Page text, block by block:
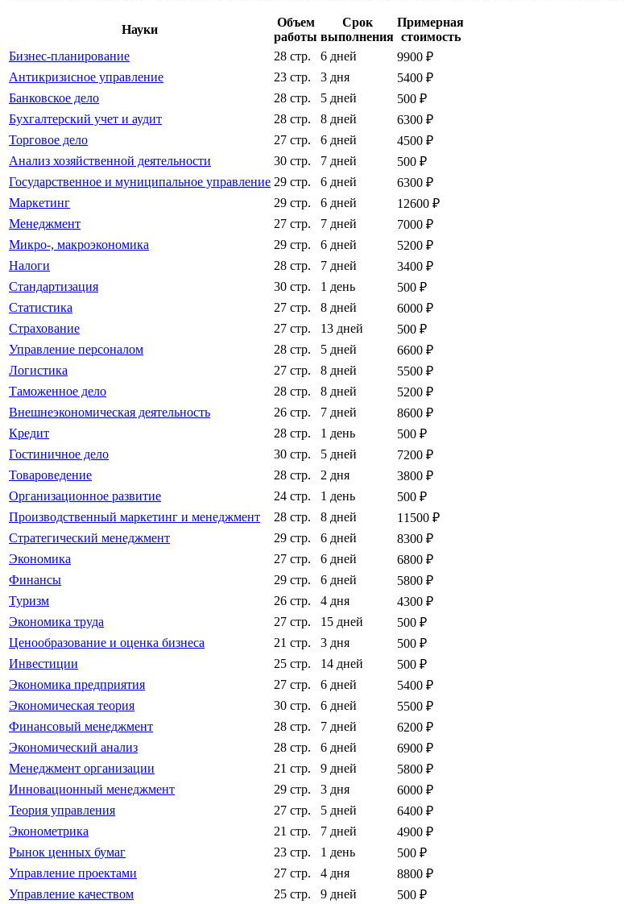
Науки
Объем
работы
Срок
выполнения
Примерная
стоимость
Бизнес-планирование
28 стр. 6 дней
9900 ₽
Антикризисное управление
23 стр. 3 дня
5400 ₽
Банковское дело
28 стр. 5 дней
500 ₽
Бухгалтерский учет и аудит
28 стр. 8 дней
6300 ₽
Торговое дело
27 стр. 6 дней
4500 ₽
Анализ хозяйственной деятельности
30 стр. 7 дней
500 ₽
Государственное и муниципальное управление 29 стр. 6 дней
6300 ₽
Маркетинг
29 стр. 6 дней
12600 ₽
Менеджмент
27 стр. 7 дней
7000 ₽
Микро-, макроэкономика
29 стр. 6 дней
5200 ₽
Налоги
28 стр. 7 дней
3400 ₽
Стандартизация
30 стр. 1 день
500 ₽
Статистика
27 стр. 8 дней
6000 ₽
Страхование
27 стр. 13 дней
500 ₽
Управление персоналом
28 стр. 5 дней
6600 ₽
Логистика
27 стр. 8 дней
5500 ₽
Таможенное дело
28 стр. 8 дней
5200 ₽
Внешнеэкономическая деятельность
26 стр. 7 дней
8600 ₽
Кредит
28 стр. 1 день
500 ₽
Гостиничное дело
30 стр. 5 дней
7200 ₽
Товароведение
28 стр. 2 дня
3800 ₽
Организационное развитие
24 стр. 1 день
500 ₽
Производственный маркетинг и менеджмент
28 стр. 8 дней
11500 ₽
Стратегический менеджмент
29 стр. 6 дней
8300 ₽
Экономика
27 стр. 6 дней
6800 ₽
Финансы
29 стр. 6 дней
5800 ₽
Туризм
26 стр. 4 дня
4300 ₽
Экономика труда
27 стр. 15 дней
500 ₽
Ценообразование и оценка бизнеса
21 стр. 3 дня
500 ₽
Инвестиции
25 стр. 14 дней
500 ₽
Экономика предприятия
27 стр. 6 дней
5400 ₽
Экономическая теория
30 стр. 6 дней
5500 ₽
Финансовый менеджмент
28 стр. 7 дней
6200 ₽
Экономический анализ
28 стр. 6 дней
6900 ₽
Менеджмент организации
21 стр. 9 дней
5800 ₽
Инновационный менеджмент
29 стр. 3 дня
6000 ₽
Теория управления
27 стр. 5 дней
6400 ₽
Эконометрика
21 стр. 7 дней
4900 ₽
Рынок ценных бумаг
23 стр. 1 день
500 ₽
Управление проектами
27 стр. 4 дня
8800 ₽
Управление качеством
25 стр. 9 дней 500 ₽